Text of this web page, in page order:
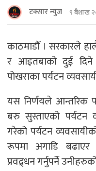
टक्सार न्युज ९ बैशाख
काठमाडाैँ । सरकारले
र आइतबाको दुई दिने
पोखराका पर्यटन
यस निर्णयले आन्तरिक
बरु सुस्ताएको पर्यटन
गरेको पर्यटन
रूपमा अगाडि
प्रवद्र्धन गर्नुपर्ने